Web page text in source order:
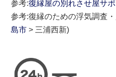
参考:復縁屋の別れさせ屋サ
参考:復縁のための浮気調査
島市 > 三浦西新)